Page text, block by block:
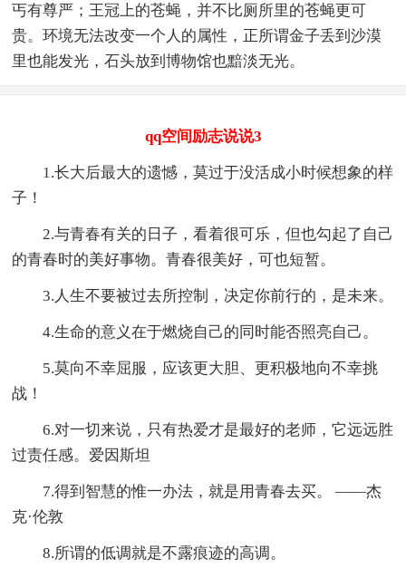
丐有尊严；王冠上的苍蝇，并不比厕所里的苍蝇更可
贵。环境无法改变一个人的属性，正所谓金子丢到沙漠
里也能发光，石头放到博物馆也黯淡无光。
qq空间励志说说3
1.长大后最大的遗憾，莫过于没活成小时候想象的样
子！
2.与青春有关的日子，看着很可乐，但也勾起了自己
的青春时的美好事物。青春很美好，可也短暂。
3.人生不要被过去所控制，决定你前行的，是未来。
4.生命的意义在于燃烧自己的同时能否照亮自己。
5.莫向不幸屈服，应该更大胆、更积极地向不幸挑
战！
6.对一切来说，只有热爱才是最好的老师，它远远胜
过责任感。爱因斯坦
7.得到智慧的惟一办法，就是用青春去买。 ——杰
克·伦敦
8.所谓的低调就是不露痕迹的高调。